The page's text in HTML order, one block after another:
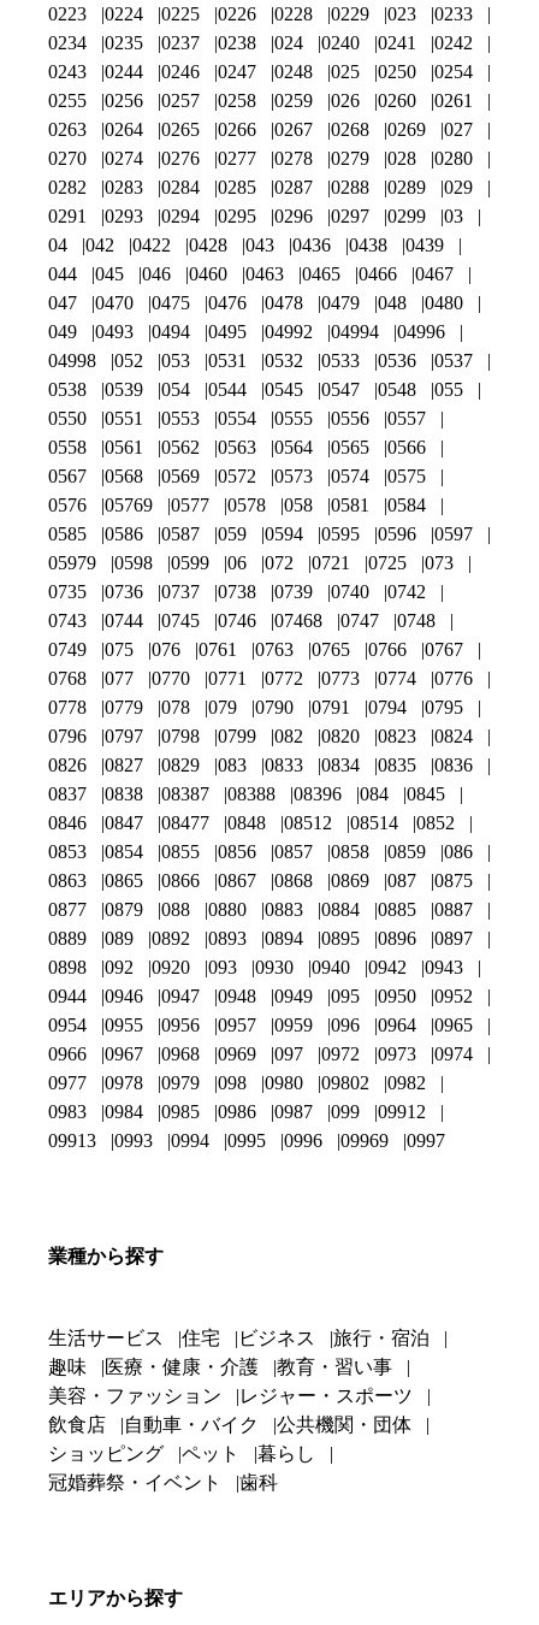
0223 0224 0225 0226 0228 0229 023
0233
0234
0235 0237 0238 024 0240 0241
0242
0243
0244 0246 0247 0248 025 0250
0254
0255
0256 0257 0258 0259 026 0260
0261
0263
0264 0265 0266 0267 0268 0269
027
0270
0274 0276 0277 0278 0279 028
0280
0282
0283 0284 0285 0287 0288 0289
029
0291
0293 0294 0295 0296 0297 0299
03
04
042 0422 0428 043 0436 0438
0439
044
045 046 0460 0463 0465 0466
0467
047
0470 0475 0476 0478 0479 048
0480
049
0493 0494 0495 04992 04994
04996
04998
052 053 0531 0532 0533 0536
0537
0538
0539 054 0544 0545 0547 0548
055
0550
0551 0553 0554 0555 0556
0557
0558
0561 0562 0563 0564 0565
0566
0567
0568 0569 0572 0573 0574
0575
0576
05769 0577 0578 058 0581
0584
0585
0586 0587 059 0594 0595 0596
0597
05979
0598 0599 06 072 0721 0725
073
0735
0736 0737 0738 0739 0740
0742
0743
0744 0745 0746 07468 0747
0748
0749
075 076 0761 0763 0765 0766
0767
0768
077 0770 0771 0772 0773 0774
0776
0778
0779 078 079 0790 0791 0794
0795
0796
0797 0798 0799 082 0820 0823
0824
0826
0827 0829 083 0833 0834 0835
0836
0837
0838 08387 08388 08396 084
0845
0846
0847 08477 0848 08512 08514
0852
0853
0854 0855 0856 0857 0858 0859
086
0863
0865 0866 0867 0868 0869 087
0875
0877
0879 088 0880 0883 0884 0885
0887
0889
089 0892 0893 0894 0895 0896
0897
0898
092 0920 093 0930 0940 0942
0943
0944
0946 0947 0948 0949 095 0950
0952
0954
0955 0956 0957 0959 096 0964
0965
0966
0967 0968 0969 097 0972 0973
0974
0977
0978 0979 098 0980 09802
0982
0983
0984 0985 0986 0987 099
09912
09913
0993 0994 0995 0996 09969 0997
業種から探す
生活サービス 住宅 ビジネス
旅行・宿泊
趣味
医療・健康・介護
教育・習い事
美容・ファッション
レジャー・スポーツ
飲食店
自動車・バイク
公共機関・団体
ショッピング
ペット
暮らし
冠婚葬祭・イベント
歯科
エリアから探す